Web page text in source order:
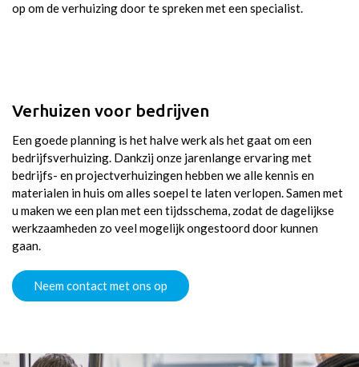
Hilvarenbeek
Nuenen
op om de verhuizing door te spreken met een specialist.
Verhuizen voor bedrijven
Een goede planning is het halve werk als het gaat om een
bedrijfsverhuizing. Dankzij onze jarenlange ervaring met
bedrijfs- en projectverhuizingen hebben we alle kennis en
materialen in huis om alles soepel te laten verlopen. Samen met
u maken we een plan met een tijdsschema, zodat de dagelijkse
werkzaamheden zo veel mogelijk ongestoord door kunnen
gaan.
Neem contact met ons op